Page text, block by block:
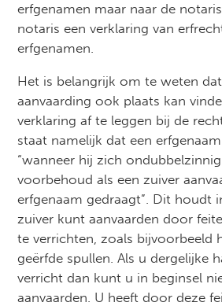
erfgenamen maar naar de
notaris een verklaring van
erfgenamen.
Het is belangrijk om te weten
aanvaarding ook plaats kan
verklaring af te leggen bij de
staat namelijk dat een
“wanneer hij zich
voorbehoud als een zuiver
erfgenaam gedraagt”. Dit houdt
zuiver kunt aanvaarden door
te verrichten, zoals bijvoorbeeld
geërfde spullen. Als u dergelijke
verricht dan kunt u in beginsel
aanvaarden. U heeft door deze